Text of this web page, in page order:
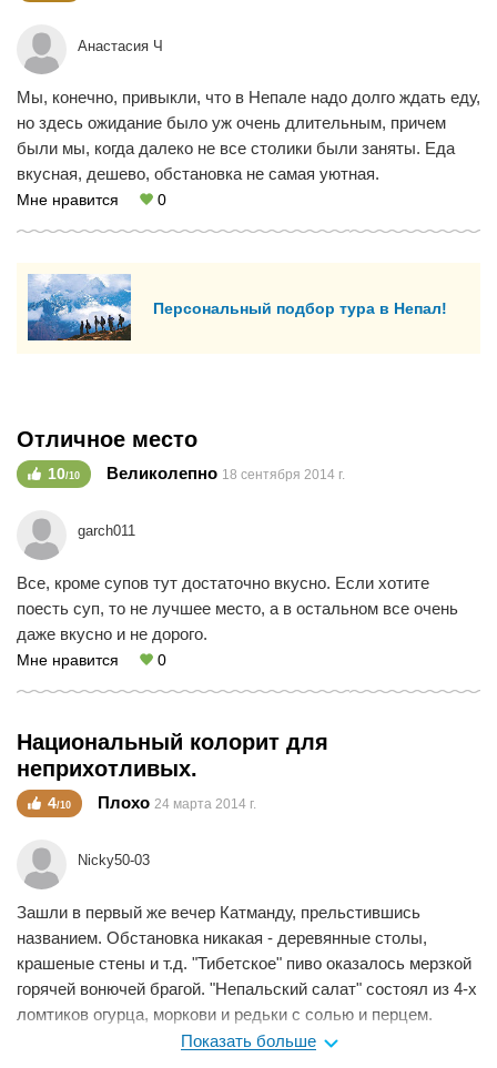
Анастасия Ч
Мы, конечно, привыкли, что в Непале надо долго ждать еду,
но здесь ожидание было уж очень длительным, причем
были мы, когда далеко не все столики были заняты. Еда
вкусная, дешево, обстановка не самая уютная.
Мне нравится 0
Персональный подбор тура в Непал!
Отличное место
10/10 Великолепно 18 сентября 2014 г.
garch011
Все, кроме супов тут достаточно вкусно. Если хотите
поесть суп, то не лучшее место, а в остальном все очень
даже вкусно и не дорого.
Мне нравится 0
Национальный колорит для
неприхотливых.
4/10 Плохо 24 марта 2014 г.
Nicky50-03
Зашли в первый же вечер Катманду, прельстившись
названием. Обстановка никакая - деревянные столы,
крашеные стены и т.д. "Тибетское" пиво оказалось мерзкой
горячей вонючей брагой. "Непальский салат" состоял из 4-х
ломтиков огурца, моркови и редьки с солью и перцем.
Национальный колорит ударил "стремительным
Показать больше